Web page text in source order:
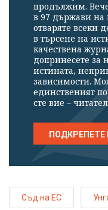
продължим.
в 97 държави на
отваряте всеки
в търсене на
качествена
допринесете
истината,
зависимости.
единственият
сте вие –
ПОДКРЕПЕТЕ
Съд на ЕС